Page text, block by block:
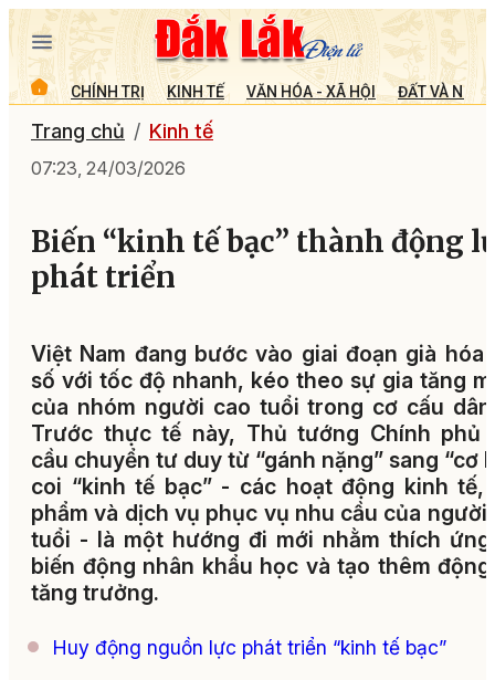
CHÍNH TRỊ KINH TẾ VĂN HÓA - XÃ HỘI ĐẤT VÀ
Trang chủ Kinh tế
07:23, 24/03/2026
Biến “kinh tế bạc” thành động
phát triển
Việt Nam đang bước vào giai đoạn già hóa
số với tốc độ nhanh, kéo theo sự gia tăng
của nhóm người cao tuổi trong cơ cấu
Trước thực tế này, Thủ tướng Chính phủ
cầu chuyển tư duy từ “gánh nặng” sang “cơ
coi “kinh tế bạc” - các hoạt động kinh tế,
phẩm và dịch vụ phục vụ nhu cầu của người
tuổi - là một hướng đi mới nhằm thích
biến động nhân khẩu học và tạo thêm
tăng trưởng.
Huy động nguồn lực phát triển “kinh tế bạc”